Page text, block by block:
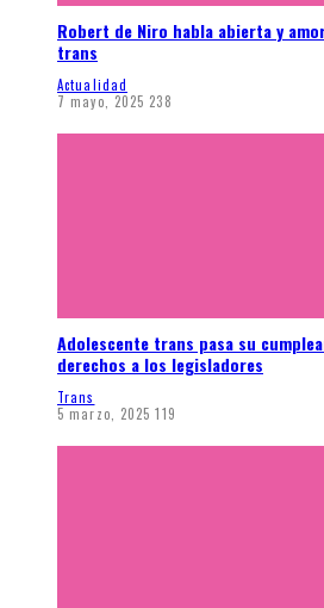
Robert de Niro habla abierta y
trans
Actualidad
7 mayo, 2025 238
Adolescente trans pasa su
derechos a los legisladores
Trans
5 marzo, 2025 119